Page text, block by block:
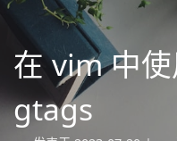
在 vim 中
gtags